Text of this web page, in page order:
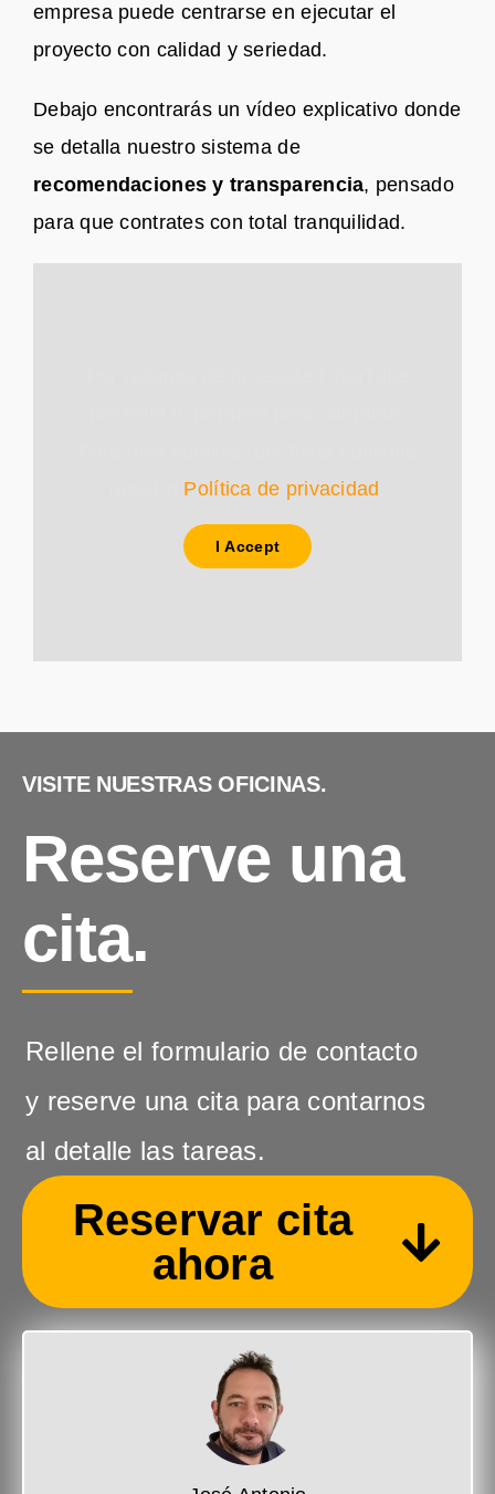
empresa puede centrarse en ejecutar el
proyecto con calidad y seriedad.
Debajo encontrarás un vídeo explicativo donde
se detalla nuestro sistema de
recomendaciones y transparencia, pensado
para que contrates con total tranquilidad.
Política de privacidad
I Accept
VISITE NUESTRAS OFICINAS.
Reserve una
cita.
Rellene el formulario de contacto
y reserve una cita para contarnos
al detalle las tareas.
Reservar cita
ahora